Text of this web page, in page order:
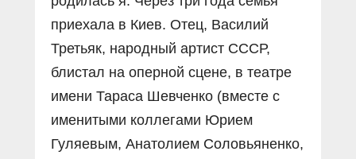
приехала в Киев. Отец, Василий
Третьяк, народный артист СССР,
блистал на оперной сцене, в театре
имени Тараса Шевченко (вместе с
именитыми коллегами Юрием
Гуляевым, Анатолием Соловьяненко,